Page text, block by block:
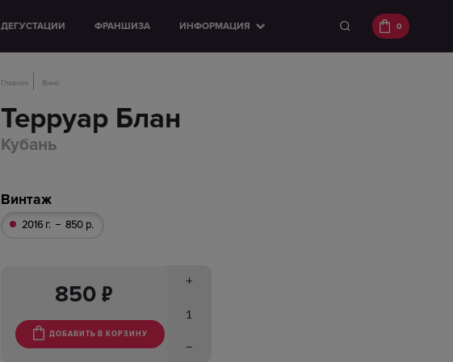
ДЕГУСТАЦИИ ФРАНШИЗА ИНФОРМАЦИЯ 0
Главная Вино
Терруар Блан
Кубань
Винтаж
2016 г. 850 р.
850 п
ДОБАВИТЬ В КОРЗИНУ